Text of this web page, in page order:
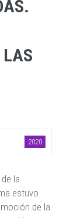
LAS
2020
la
estuvo
de la